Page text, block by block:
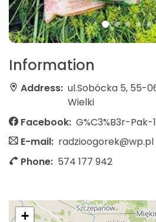
Information
Address: ul.Sobócka 5, 55-
Wielki
Facebook: G%C3%B3r-Pak-
E-mail: radzioogorek@wp.pl
Phone: 574 177 942
+